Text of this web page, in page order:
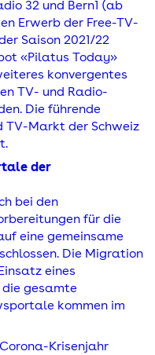
32 und Bern1 (ab
Erwerb der Free-TV-
Saison 2021/22
«Pilatus Today»
konvergentes
TV- und Radio-
Die führende
TV-Markt der Schweiz
der
bei den
für die
eine gemeinsame
Die Migration
eines
gesamte
kommen im
Krisenjahr